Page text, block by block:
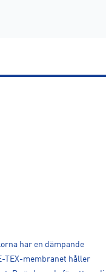
har en dämpande
TEX-membranet håller